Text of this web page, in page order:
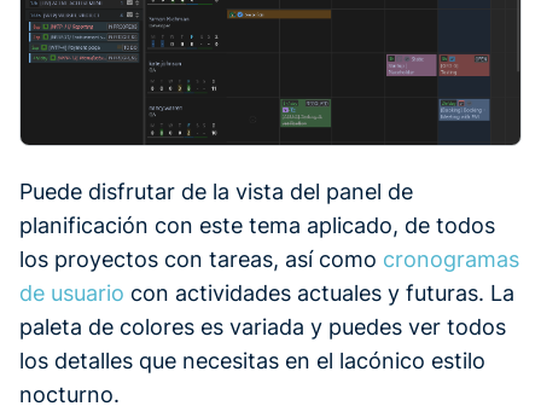
Puede disfrutar de la vista del panel de
planificación con este tema aplicado, de todos
los proyectos con tareas, así como cronogramas
de usuario con actividades actuales y futuras. La
paleta de colores es variada y puedes ver todos
los detalles que necesitas en el lacónico estilo
nocturno.